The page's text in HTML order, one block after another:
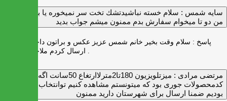
سايه شمس : سلام خسته نباشيدتشك تخت سر نميخوره يا برنميگرده
من دو تا ميخوام سفارش بدم ممنون ميشم جواب بديد
پاسخ : سلام وقت بخیر خانم شمس عزیز عکس و براتون داخل واتس اپ
مرتضی مرادی :
میزتلویزیون 180تا2مترلاارتغاع 50سانت اگه
کدمحصولات جوری بود که میتونستم مشاهده کنیم توانتخاب راحت‌تر
بودیم ضمنا ارسال برای شهرستان دارید ممنون